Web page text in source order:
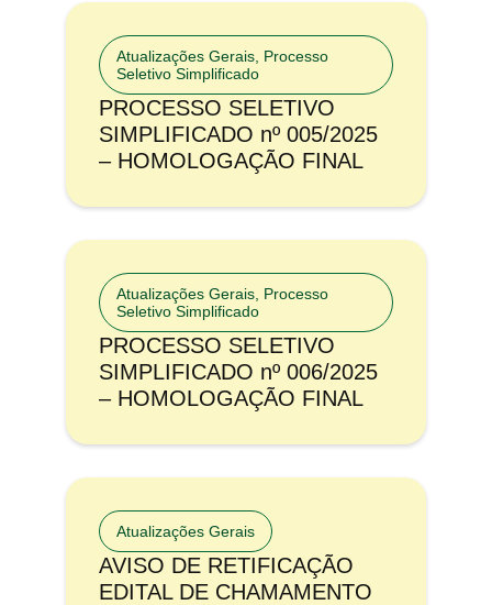
Atualizações Gerais Processo
Seletivo Simplificado
PROCESSO SELETIVO
SIMPLIFICADO nº 005/2025
– HOMOLOGAÇÃO FINAL
Atualizações Gerais Processo
Seletivo Simplificado
PROCESSO SELETIVO
SIMPLIFICADO nº 006/2025
– HOMOLOGAÇÃO FINAL
Atualizações Gerais
AVISO DE RETIFICAÇÃO
EDITAL DE CHAMAMENTO